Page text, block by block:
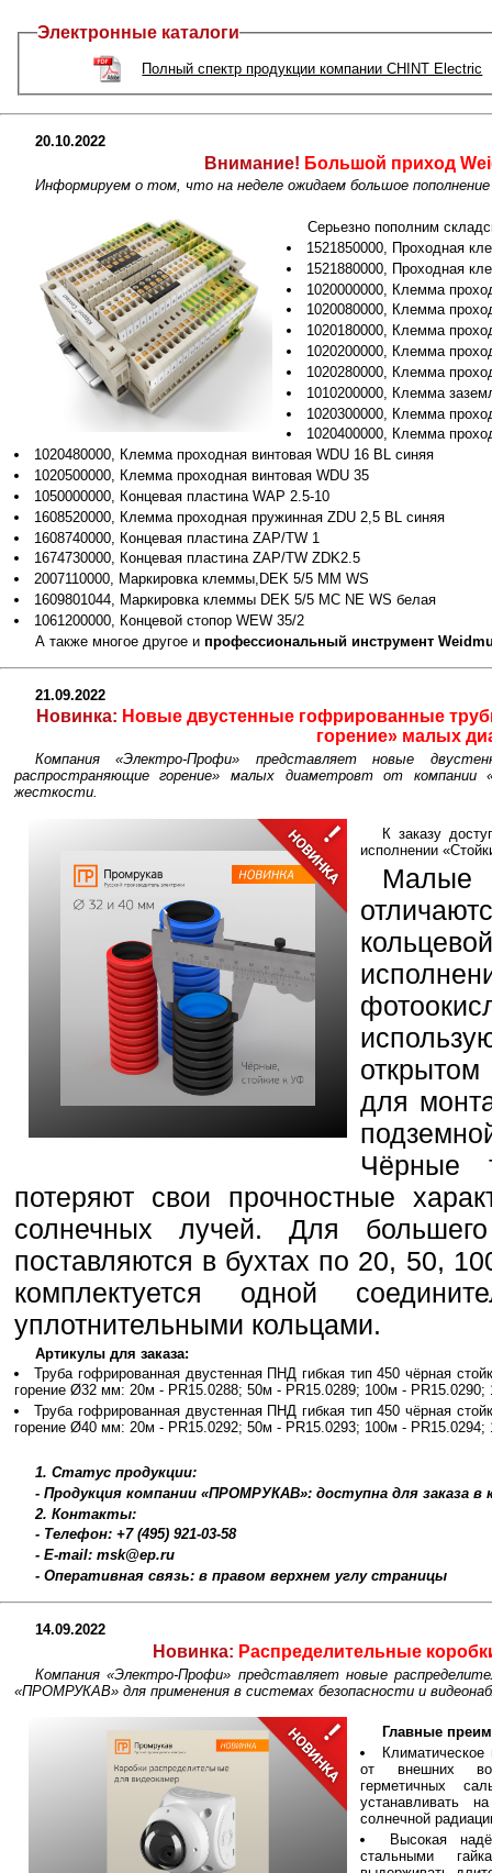
Электронные каталоги
Полный спектр продукции компании CHINT Electric
20.10.2022
Внимание! Большой приход
Информируем о том, что на неделе ожидаем большое пополнение
Серьезно пополним
1521850000, Проходная
1521880000, Проходная
1020000000, Клемма
1020080000, Клемма
1020180000, Клемма
1020200000, Клемма
1020280000, Клемма
1010200000, Клемма
1020300000, Клемма
1020400000, Клемма
1020480000, Клемма проходная винтовая WDU 16 BL синяя
1020500000, Клемма проходная винтовая WDU 35
1050000000, Концевая пластина WAP 2.5-10
1608520000, Клемма проходная пружинная ZDU 2,5 BL синяя
1608740000, Концевая пластина ZAP/TW 1
1674730000, Концевая пластина ZAP/TW ZDK2.5
2007110000, Маркировка клеммы,DEK 5/5 MM WS
1609801044, Маркировка клеммы DEK 5/5 MC NE WS белая
1061200000, Концевой стопор WEW 35/2
А также многое другое и профессиональный инструмент
21.09.2022
Новинка: Новые двустенные гофрированные
горение» малых
Компания «Электро-Профи» представляет новые
распространяющие горение» малых диаметровт от компании
жесткости.
К заказу
исполнении
Малые
для
Чёрные
потеряют свои прочностные
солнечных лучей. Для
поставляются в бухтах по 20, 50,
комплектуется одной
уплотнительными кольцами.
Артикулы для заказа:
Труба гофрированная двустенная ПНД гибкая тип 450 чёрная
горение Ø32 мм: 20м - PR15.0288; 50м - PR15.0289; 100м - PR15.0290;
Труба гофрированная двустенная ПНД гибкая тип 450 чёрная
горение Ø40 мм: 20м - PR15.0292; 50м - PR15.0293; 100м - PR15.0294;
1. Статус продукции:
- Продукция компании «ПРОМРУКАВ»: доступна для заказа
2. Контакты:
- Телефон: +7 (495) 921-03-58
- E-mail: msk@ep.ru
- Оперативная связь: в правом верхнем углу страницы
14.09.2022
Новинка: Распределительные
Компания «Электро-Профи» представляет новые
«ПРОМРУКАВ» для применения в системах безопасности и
Главные
от внешних
герметичных
устанавливать
солнечной
Высокая
стальными